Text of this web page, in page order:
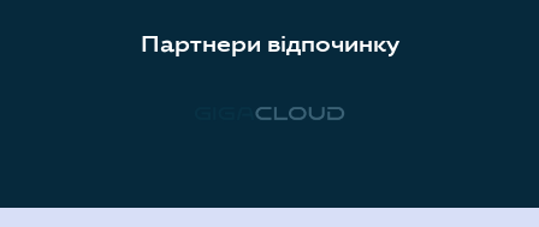
Партнери відпочинку